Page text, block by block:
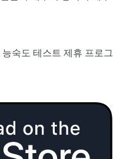
능숙도 테스트 제휴 프로그